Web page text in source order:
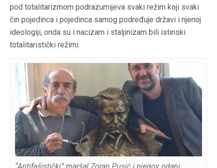
pod totalitarizmom podrazumijeva svaki režim koji svaki
čin pojedinca i pojedinca samog podređuje državi i njenoj
ideologiji, onda su i nacizam i staljinizam bili istinski
totalitaristički režimi.